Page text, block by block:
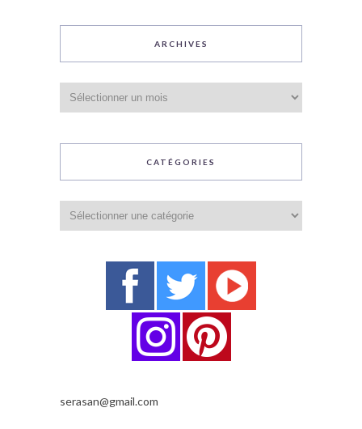
ARCHIVES
CATÉGORIES
serasan@gmail.com